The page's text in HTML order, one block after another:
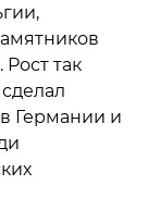
так
Германии и